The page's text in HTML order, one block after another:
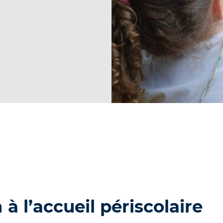
l’accueil périscolaire